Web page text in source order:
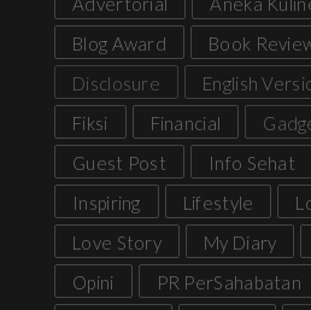
Blog Award
Book
Disclosure
English
Fiksi
Financial
Guest Post
Info Sehat
Inspiring
Lifestyle
Love Story
My Diary
Opini
PR PerSahabatan